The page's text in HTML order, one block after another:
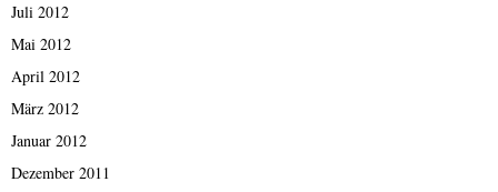
Juli 2012
Mai 2012
April 2012
März 2012
Januar 2012
Dezember 2011